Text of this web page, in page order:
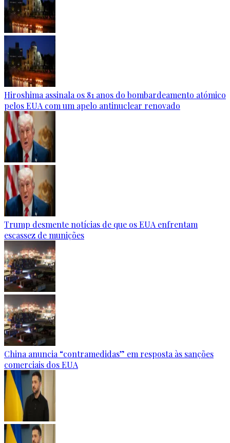
Hiroshima assinala os 81 anos do bombardeamento atómico
pelos EUA com um apelo antinuclear renovado
Trump desmente notícias de que os EUA enfrentam
escassez de munições
China anuncia “contramedidas” em resposta às sanções
comerciais dos EUA